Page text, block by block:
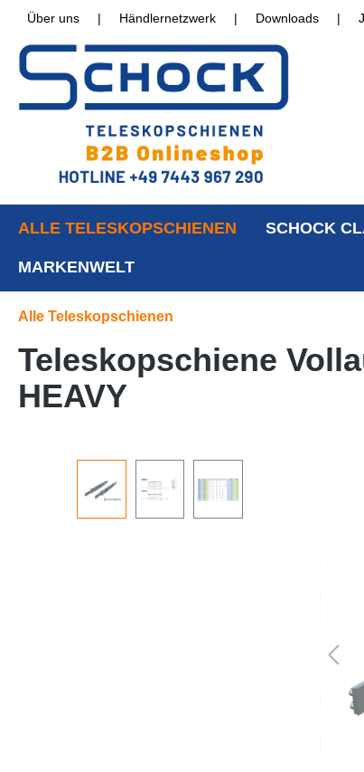
Über uns | Händlernetzwerk | Downloads |
ALLE TELESKOPSCHIENEN SCHOCK
MARKENWELT
Alle Teleskopschienen
Teleskopschiene
HEAVY